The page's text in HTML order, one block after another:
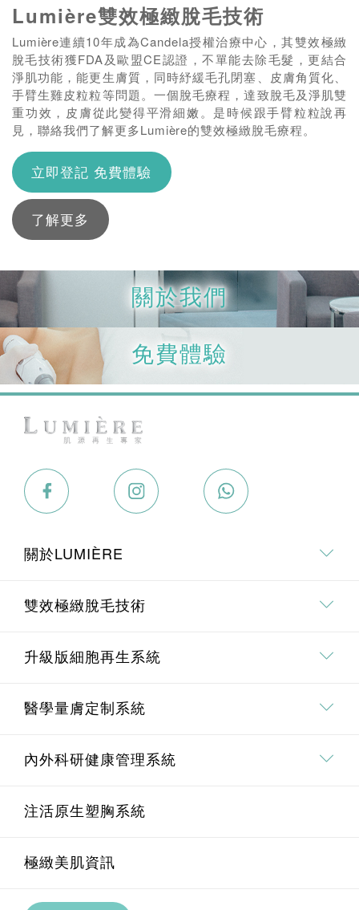
Lumière雙效極緻脫毛技術
Lumière連續10年成為Candela授權治療中心，其雙效極緻
脫毛技術獲FDA及歐盟CE認證，不單能去除毛髮，更結合
淨肌功能，能更生膚質，同時紓緩毛孔閉塞、皮膚角質化、
手臂生雞皮粒粒等問題。一個脫毛療程，達致脫毛及淨肌雙
重功效，皮膚從此變得平滑細嫩。是時候跟手臂粒粒說再
見，聯絡我們了解更多Lumière的雙效極緻脫毛療程。
立即登記 免費體驗
了解更多
關於我們
免費體驗
關於LUMIÈRE
關於我們
專業．專研團隊
療程價值承諾
雙效極緻脫毛技術
雙效極緻脫毛技術介紹
全身脫毛
面部脫毛
腋下脫毛
私密部位脫毛
升級版細胞再生系統
升級版細胞再生系統介紹
Pico 皮秒去斑療程
Oligio重塑膠原緊膚療程
BTL EXION AI黃金微針療程
醫學量膚定制系統
埋線鼻雕療程
醫學量膚定制系統介紹
透明質酸療程
內外科研健康管理系統
U.M.A.M 痛症管理系統
內外科研健康管理系統介紹
注活原生塑胸系統
極緻美肌資訊